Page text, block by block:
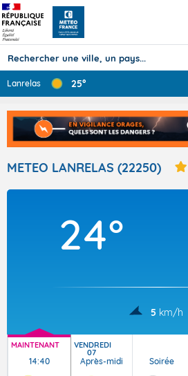
TOUS LES
Articles
Lanrelas 25°
METEO LANRELAS (22250)
24°
5 km/h
MAINTENANT
14:40
VENDREDI
07
Après-midi Soirée